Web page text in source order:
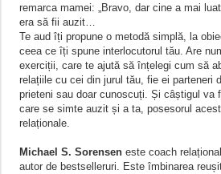
remarca mamei: „Bravo, dar cine a mai
era să fii auzit…
Te aud îți propune o metodă simplă, la
ceea ce îți spune interlocutorul tău. Are
exerciții, care te ajută să înțelegi cum să
relațiile cu cei din jurul tău, fie ei parteneri
prieteni sau doar cunoscuți. Și câștigul va
care se simte auzit și a ta, posesorul
relaționale.
Michael S. Sorensen este coach
autor de bestselleruri. Este îmbinarea